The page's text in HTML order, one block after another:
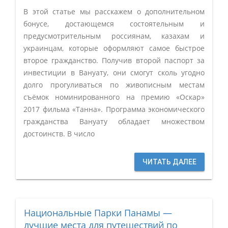
В этой статье мы расскажем о дополнительном
бонусе, достающемся состоятельным и
предусмотрительным россиянам, казахам и
украинцам, которые оформляют самое быстрое
второе гражданство. Получив второй паспорт за
инвестиции в Вануату, они смогут сколь угодно
долго прогуливаться по живописным местам
съёмок номинированного на премию «Оскар»
2017 фильма «Танна». Программа экономического
гражданства Вануату обладает множеством
достоинств. В число
ЧИТАТЬ ДАЛЕЕ
Национальные Парки Панамы —
лучшие места для путешествий по